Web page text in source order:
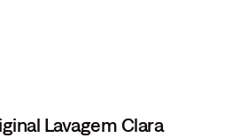
Lavagem Clara